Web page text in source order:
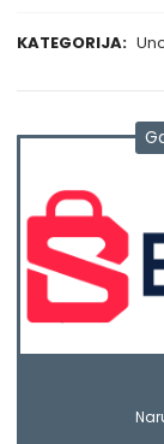
KATEGORIJA: